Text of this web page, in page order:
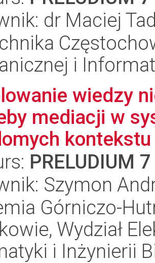
dr Maciej
i
wiedzy
mediacji w
PRELUDIUM 7
Szymon
Górniczo-
Wydział
i Inżynierii